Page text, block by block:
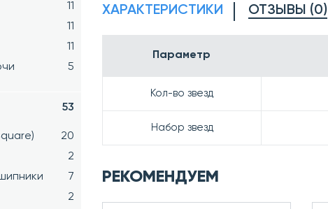
11
11
11
5
53
20
2
7
2
ХАРАКТЕРИСТИКИ ОТЗЫВЫ (0)
Параметр
Кол-во звезд
Набор звезд
РЕКОМЕНДУЕМ